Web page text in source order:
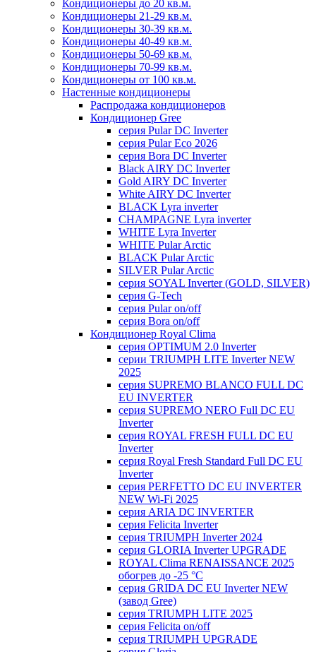
Кондиционеры до 20 кв.м.
Кондиционеры 21-29 кв.м.
Кондиционеры 30-39 кв.м.
Кондиционеры 40-49 кв.м.
Кондиционеры 50-69 кв.м.
Кондиционеры 70-99 кв.м.
Кондиционеры от 100 кв.м.
Настенные кондиционеры
Распродажа кондиционеров
Кондиционер Gree
серия Pular DC Inverter
серия Pular Eco 2026
серия Bora DC Inverter
Black AIRY DC Inverter
Gold AIRY DC Inverter
White AIRY DC Inverter
BLACK Lyra inverter
CHAMPAGNE Lyra inverter
WHITE Lyra Inverter
WHITE Pular Arctic
BLACK Pular Arctic
SILVER Pular Arctic
серия SOYAL Inverter (GOLD, SILVER)
серия G-Tech
серия Pular on/off
серия Bora on/off
Кондиционер Royal Clima
серия OPTIMUM 2.0 Inverter
серии TRIUMPH LITE Inverter NEW
2025
серия SUPREMO BLANCO FULL DC
EU INVERTER
серия SUPREMO NERO Full DC EU
Inverter
серия ROYAL FRESH FULL DC EU
Inverter
серия Royal Fresh Standard Full DC EU
Inverter
серия PERFETTO DC EU INVERTER
NEW Wi-Fi 2025
серия ARIA DC INVERTER
серия Felicita Inverter
серия TRIUMPH Inverter 2024
серия GLORIA Inverter UPGRADE
ROYAL Clima RENAISSANCE 2025
обогрев до -25 °С
серия GRIDA DC EU Inverter NEW
(завод Gree)
серия TRIUMPH LITE 2025
серия Felicita on/off
серия TRIUMPH UPGRADE